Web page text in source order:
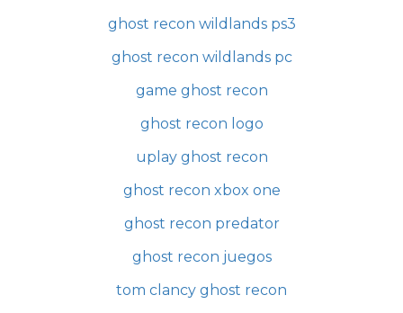
ghost recon wildlands ps3
ghost recon wildlands pc
game ghost recon
ghost recon logo
uplay ghost recon
ghost recon xbox one
ghost recon predator
ghost recon juegos
tom clancy ghost recon